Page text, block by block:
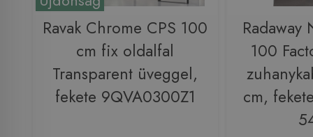
Ravak Chrome CPS 100
cm fix oldalfal
Transparent üveggel,
fekete 9QVA0300Z1
Radaway
100
cm,